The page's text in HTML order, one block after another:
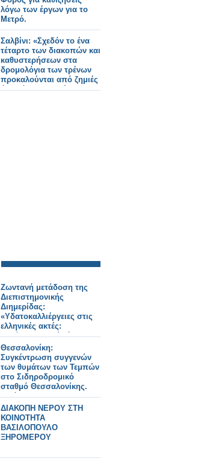
λόγω των έργων για το
Μετρό.
Σαλβίνι: «Σχεδόν το ένα
τέταρτο των διακοπών και
καθυστερήσεων στα
δρομολόγια των τρένων
προκαλούνται από ζημιές
ή κακόβουλες ενέργειες».
Ζωντανή μετάδοση της
Διεπιστημονικής
Διημερίδας:
«Υδατοκαλλιέργειες στις
ελληνικές ακτές:
Κατάληψη χωρίς όρια;»
Θεσσαλονίκη:
Συγκέντρωση συγγενών
των θυμάτων των Τεμπών
στο Σιδηροδρομικό
σταθμό Θεσσαλονίκης.
Εικόνες.
ΔΙΑΚΟΠΗ ΝΕΡΟΥ ΣΤΗ
ΚΟΙΝΟΤΗΤΑ
ΒΑΣΙΛΟΠΟΥΛΟ
ΞΗΡΟΜΕΡΟΥ